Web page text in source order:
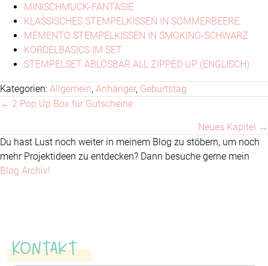
MINISCHMUCK-FANTASIE
KLASSISCHES STEMPELKISSEN IN SOMMERBEERE
MEMENTO STEMPELKISSEN IN SMOKING-SCHWARZ
KORDELBASICS IM SET
STEMPELSET ABLÖSBAR ALL ZIPPED UP (ENGLISCH)
Kategorien: Allgemein, Anhänger, Geburtstag
Posts
navigation
← 2 Pop Up Box für Gutscheine
Neues Kapitel →
Du hast Lust noch weiter in meinem Blog zu stöbern, um noch
mehr Projektideen zu entdecken? Dann besuche gerne mein
Blog Archiv!
Kontakt